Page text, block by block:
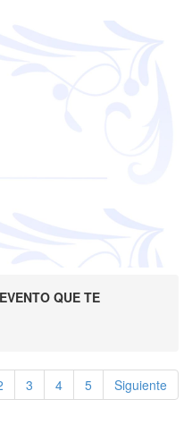
QUE TE
3 4 5 Siguiente